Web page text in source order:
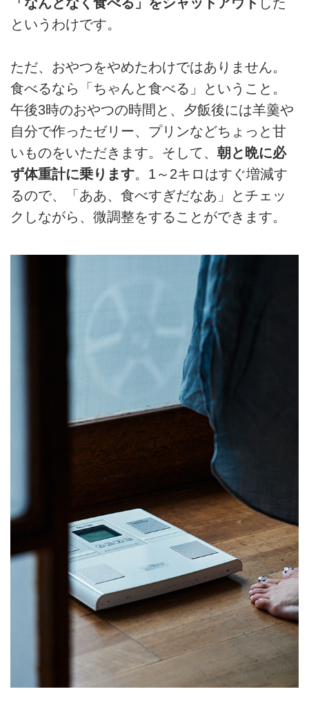
というわけです。
ただ、おやつをやめたわけではありません。
食べるなら「ちゃんと食べる」ということ。
午後3時のおやつの時間と、夕飯後には羊羹や
自分で作ったゼリー、プリンなどちょっと甘
いものをいただきます。そして、 朝と晩に必
ず体重計に乗ります。1～2キロはすぐ増減す
るので、「ああ、食べすぎだなあ」とチェッ
クしながら、微調整をすることができます。